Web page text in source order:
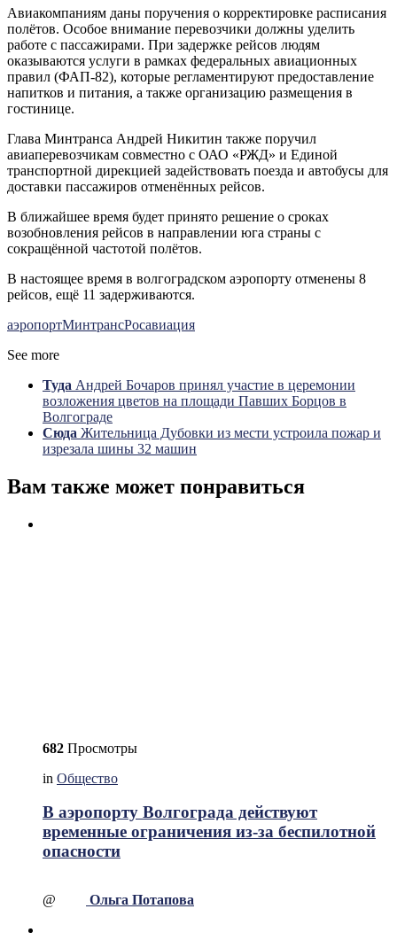
Авиакомпаниям даны поручения о корректировке расписания
полётов. Особое внимание перевозчики должны уделить
работе с пассажирами. При задержке рейсов людям
оказываются услуги в рамках федеральных авиационных
правил (ФАП-82), которые регламентируют предоставление
напитков и питания, а также организацию размещения в
гостинице.
Глава Минтранса Андрей Никитин также поручил
авиаперевозчикам совместно с ОАО «РЖД» и Единой
транспортной дирекцией задействовать поезда и автобусы для
доставки пассажиров отменённых рейсов.
В ближайшее время будет принято решение о сроках
возобновления рейсов в направлении юга страны с
сокращённой частотой полётов.
В настоящее время в волгоградском аэропорту отменены 8
рейсов, ещё 11 задерживаются.
аэропортМинтрансРосавиация
See more
Туда Андрей Бочаров принял участие в церемонии
возложения цветов на площади Павших Борцов в
Волгограде
Сюда Жительница Дубовки из мести устроила пожар и
изрезала шины 32 машин
Вам также может понравиться
682 Просмотры
in Общество
В аэропорту Волгограда действуют
временные ограничения из-за беспилотной
опасности
@ Ольга Потапова